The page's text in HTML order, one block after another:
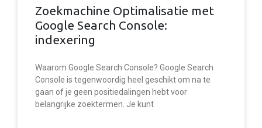
Zoekmachine Optimalisatie met
Google Search Console:
indexering
Waarom Google Search Console? Google Search
Console is tegenwoordig heel geschikt om na te
gaan of je geen positiedalingen hebt voor
belangrijke zoektermen. Je kunt